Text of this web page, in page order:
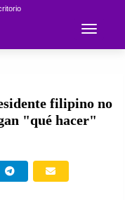
Toggle
filipino no
"qué hacer"